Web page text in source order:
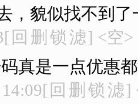
，貌似找不到
[ 回 删 锁 滤] <空>
真是一点优惠
[ 回 删 锁 滤]